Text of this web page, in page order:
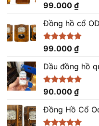
Được xếp
4.86
5 sao
99.000 ₫
Đồng hồ cổ
Được xếp
5.00
5 sao
99.000 ₫
Dầu đồng hồ
Được xếp
5.00
5 sao
90.000 ₫
Đồng Hồ Cổ